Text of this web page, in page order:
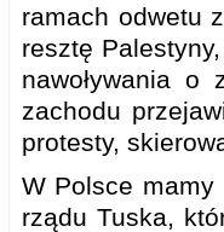
ramach odwetu
resztę
nawoływania o
zachodu
protesty,
W Polsce mamy
rządu Tuska,